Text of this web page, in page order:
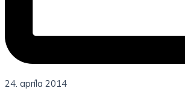
24. apríla 2014